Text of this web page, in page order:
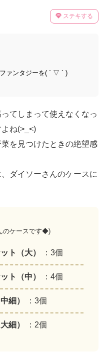
ステキする
ァンタジーを( ´ ▽ ` )
てしまって使えなくなっ
ね(>_<)
を見つけたときの絶望感
ダイソーさんのケースに
のケースです◆)
ト（大） ：3個
ト（中） ：4個
細） ：3個
細） ：2個